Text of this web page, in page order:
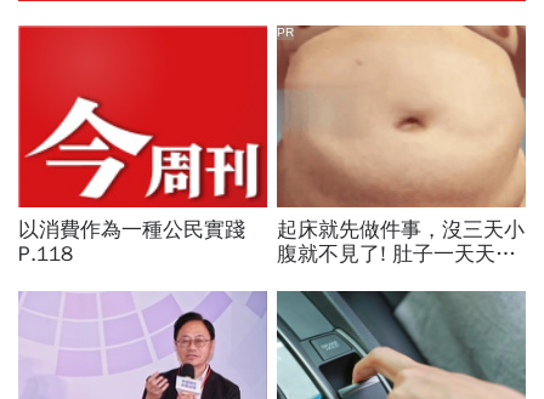
以消費作為一種公民實踐
P.118
起床就先做件事，沒三天小
腹就不見了! 肚子一天天變
PR